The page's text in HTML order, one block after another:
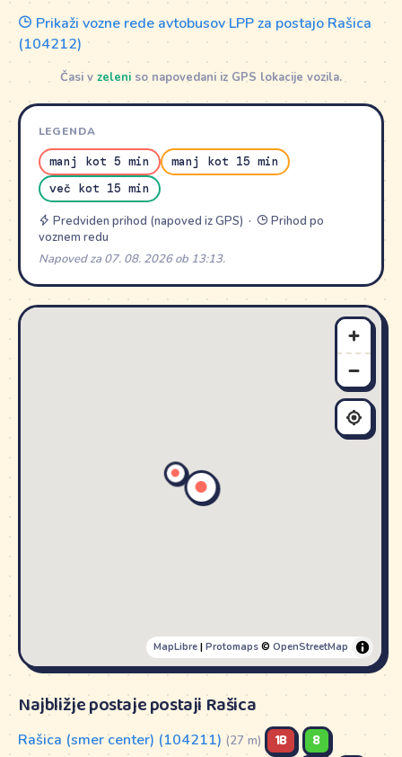
Prikaži vozne rede avtobusov LPP za postajo Rašica
(104212)
Časi v zeleni so napovedani iz GPS lokacije vozila.
LEGENDA
manj kot 5 min
manj kot 15 min
več kot 15 min
Predviden prihod (napoved iz GPS) ·
Prihod po
voznem redu
Napoved za 07. 08. 2026 ob 13:13.
MapLibre| Protomaps© OpenStreetMap
Najbližje postaje postaji Rašica
Rašica (smer center) (104211) (27 m) 1B 8